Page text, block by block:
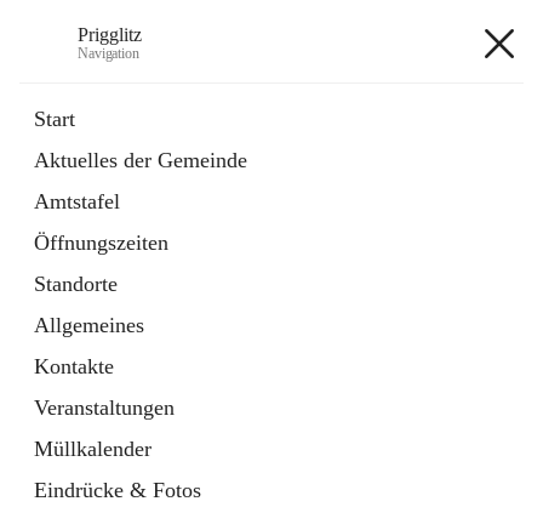
Prigglitz
Navigation
Start
Aktuelles der Gemeinde
Amtstafel
Öffnungszeiten
Standorte
Allgemeines
Kontakte
Veranstaltungen
Müllkalender
Eindrücke & Fotos
Externe Webseite
in
Tab
Gemeindezeitung
Ordner
öffnet
in
neuem
Tab